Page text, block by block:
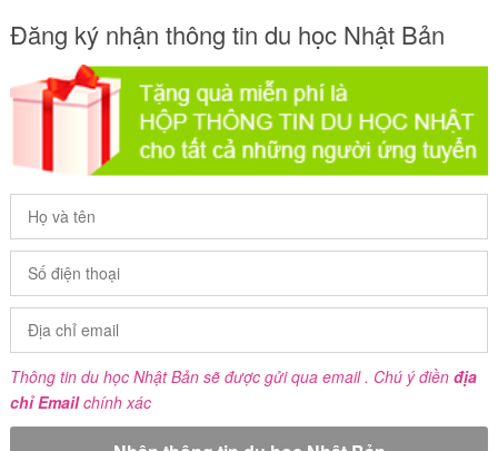
Đăng ký nhận thông tin du học Nhật Bản
Thông tin du học Nhật Bản sẽ được gửi qua email . Chú ý điền địa
chỉ Emailchính xác